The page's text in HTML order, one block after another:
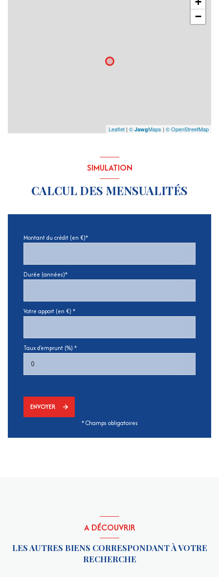
−
Leaflet | © JawgMaps | © OpenStreetMap
SIMULATION
CALCUL DES MENSUALITÉS
Montant du crédit (en €)*
Durée (années)*
Votre apport (en €) *
Taux d'emprunt (%) *
ENVOYER
* Champs obligatoires
A DÉCOUVRIR
LES AUTRES BIENS CORRESPONDANT À VOTRE
RECHERCHE